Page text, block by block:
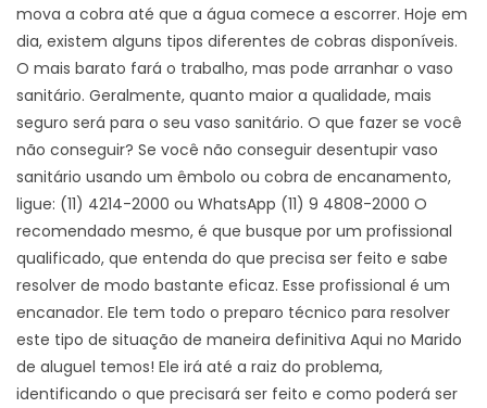
mova a cobra até que a água comece a escorrer. Hoje em
dia, existem alguns tipos diferentes de cobras disponíveis.
O mais barato fará o trabalho, mas pode arranhar o vaso
sanitário. Geralmente, quanto maior a qualidade, mais
seguro será para o seu vaso sanitário. O que fazer se você
não conseguir? Se você não conseguir desentupir vaso
sanitário usando um êmbolo ou cobra de encanamento,
ligue: (11) 4214-2000 ou WhatsApp (11) 9 4808-2000 O
recomendado mesmo, é que busque por um profissional
qualificado, que entenda do que precisa ser feito e sabe
resolver de modo bastante eficaz. Esse profissional é um
encanador. Ele tem todo o preparo técnico para resolver
este tipo de situação de maneira definitiva Aqui no Marido
de aluguel temos! Ele irá até a raiz do problema,
identificando o que precisará ser feito e como poderá ser